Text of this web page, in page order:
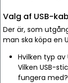
Valg af USB-
Der är, som
man ska köpa en
Hvilken typ
Vilken USB-
fungera med?